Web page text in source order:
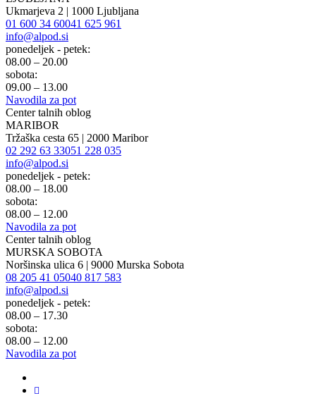
Ukmarjeva 2 | 1000 Ljubljana
01 600 34 60041 625 961
info@alpod.si
ponedeljek - petek:
08.00 – 20.00
sobota:
09.00 – 13.00
Navodila za pot
Center talnih oblog
MARIBOR
Tržaška cesta 65 | 2000 Maribor
02 292 63 33051 228 035
info@alpod.si
ponedeljek - petek:
08.00 – 18.00
sobota:
08.00 – 12.00
Navodila za pot
Center talnih oblog
MURSKA SOBOTA
Noršinska ulica 6 | 9000 Murska Sobota
08 205 41 05040 817 583
info@alpod.si
ponedeljek - petek:
08.00 – 17.30
sobota:
08.00 – 12.00
Navodila za pot